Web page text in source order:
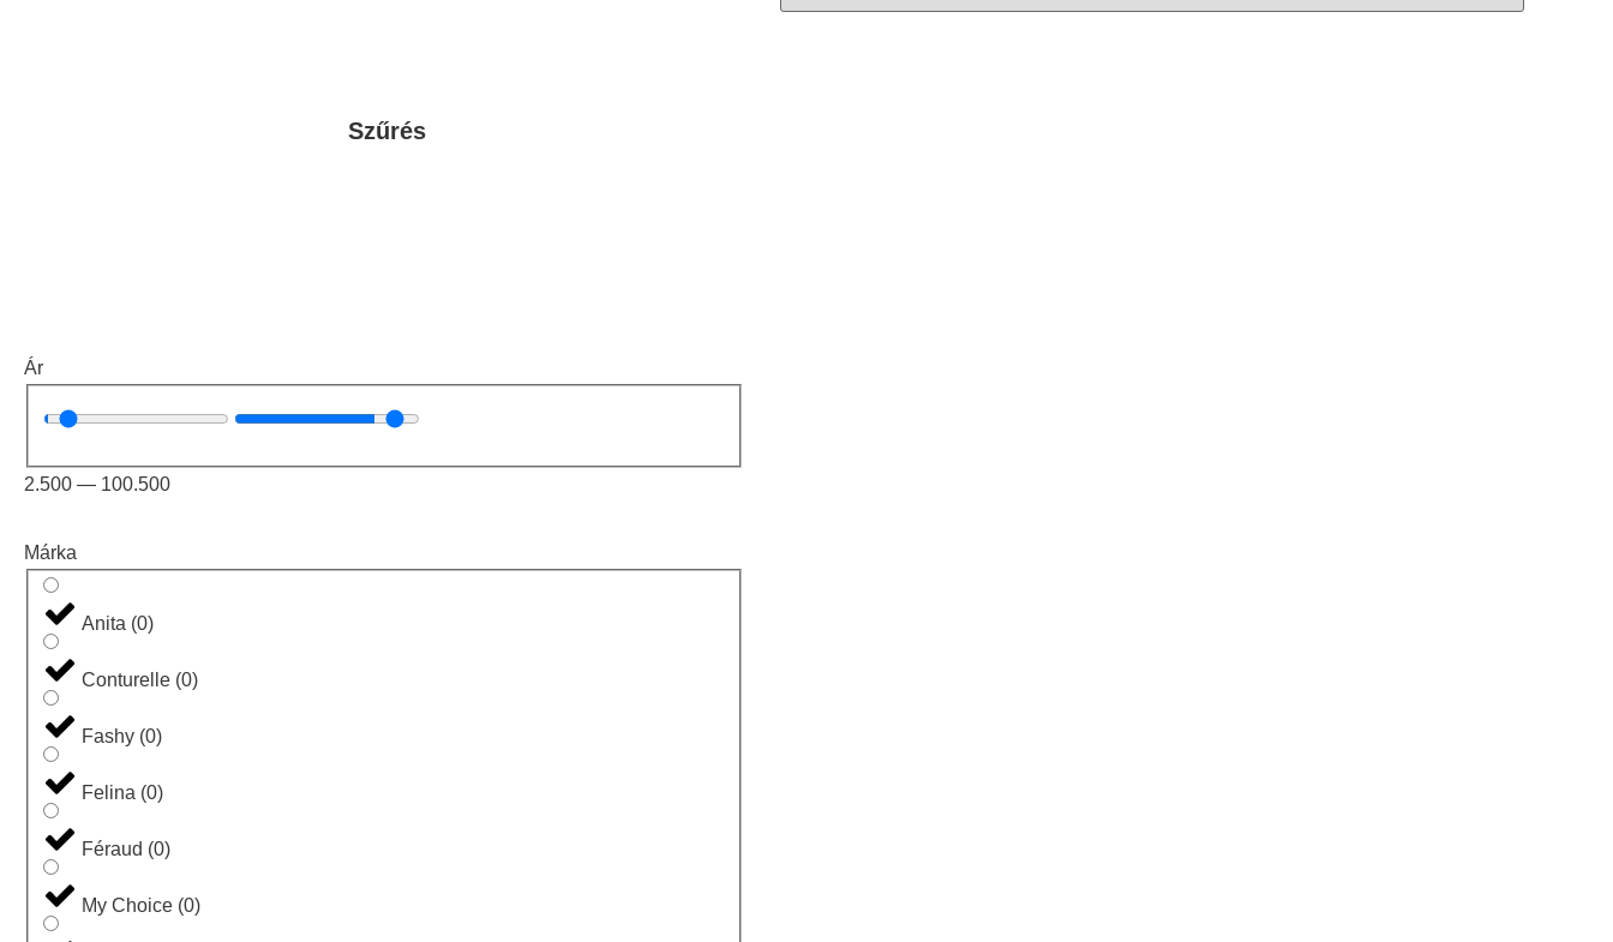
Szűrés
Ár
2.500 — 100.500
Márka
Anita (0)
Conturelle (0)
Fashy (0)
Felina (0)
Féraud (0)
My Choice (0)